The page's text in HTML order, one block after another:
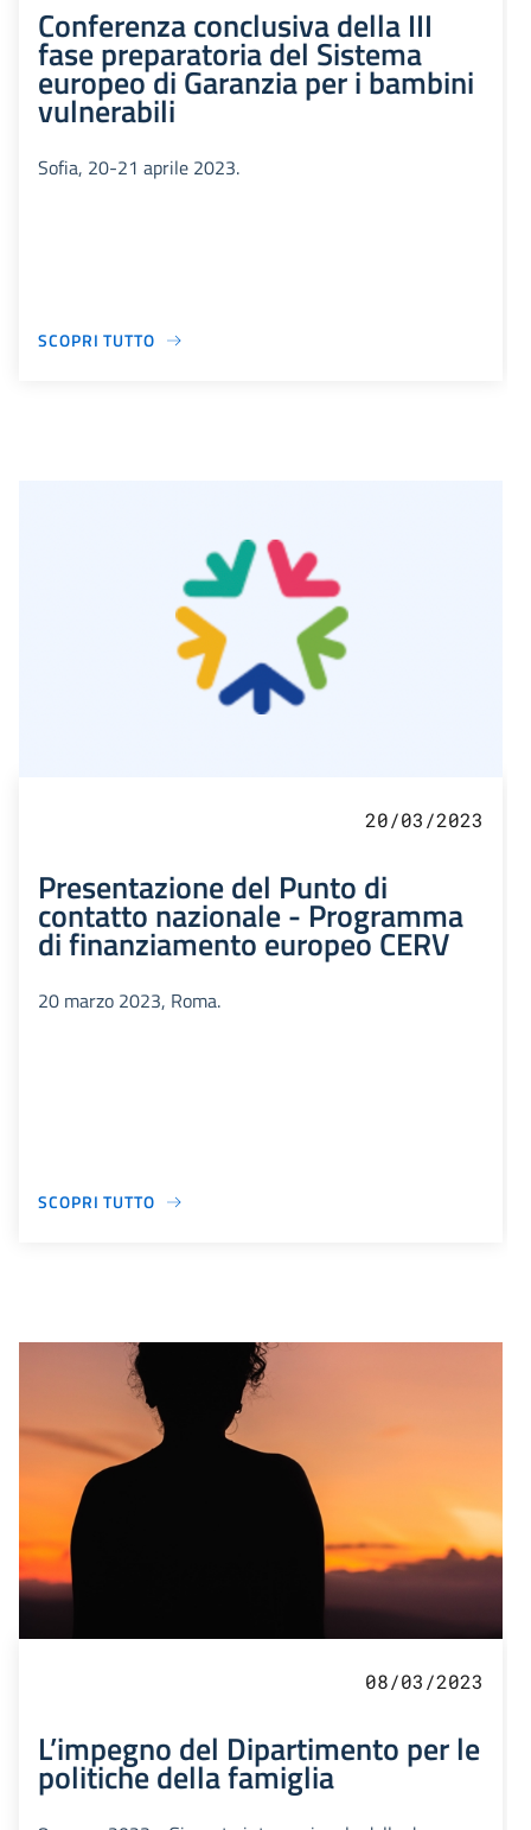
Conferenza conclusiva della III
fase preparatoria del Sistema
europeo di Garanzia per i bambini
vulnerabili
Sofia, 20-21 aprile 2023.
SCOPRI TUTTO
20/03/2023
Presentazione del Punto di
contatto nazionale - Programma
di finanziamento europeo CERV
20 marzo 2023, Roma.
SCOPRI TUTTO
08/03/2023
L’impegno del Dipartimento per le
politiche della famiglia